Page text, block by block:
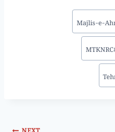
Majlis-e-
MTKNRC